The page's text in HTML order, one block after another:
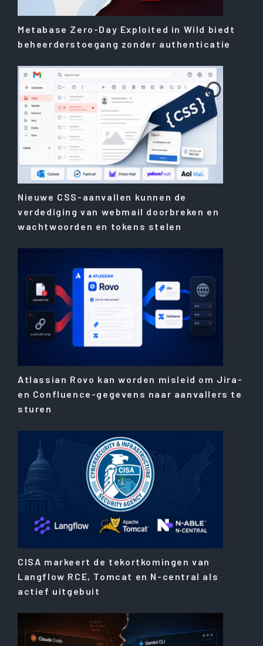
Metabase Zero-Day Exploited in Wild biedt
beheerderstoegang zonder authenticatie
Nieuwe CSS-aanvallen kunnen de
verdediging van webmail doorbreken en
wachtwoorden en tokens stelen
Atlassian Rovo kan worden misleid om Jira-
en Confluence-gegevens naar aanvallers te
sturen
CISA markeert de tekortkomingen van
Langflow RCE, Tomcat en N-central als
actief uitgebuit